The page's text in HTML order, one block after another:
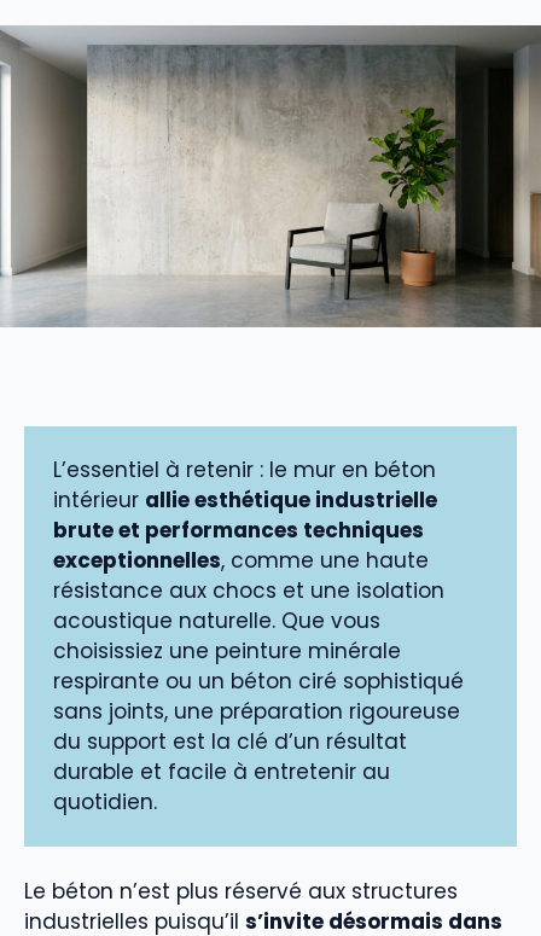
L’essentiel à retenir : le mur en béton
intérieur allie esthétique industrielle
brute et performances techniques
exceptionnelles, comme une haute
résistance aux chocs et une isolation
acoustique naturelle. Que vous
choisissiez une peinture minérale
respirante ou un béton ciré sophistiqué
sans joints, une préparation rigoureuse
du support est la clé d’un résultat
durable et facile à entretenir au
quotidien.
Le béton n’est plus réservé aux structures
industrielles puisqu’il s’invite désormais dans